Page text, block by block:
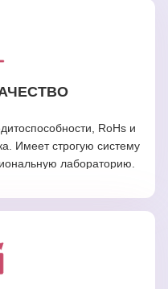
RoHs и
Имеет строгую систему
лабораторию.